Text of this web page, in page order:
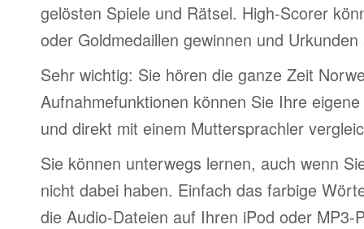
gelösten Spiele und Rätsel. High-Scorer
oder Goldmedaillen gewinnen und
Sehr wichtig: Sie hören die ganze Zeit
Aufnahmefunktionen können Sie Ihre
und direkt mit einem Muttersprachler
Sie können unterwegs lernen, auch wenn
nicht dabei haben. Einfach das farbige
die Audio-Dateien auf Ihren iPod oder MP3-